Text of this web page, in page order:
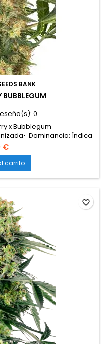
BANK
BUBBLEGUM
0
x Bubblegum
Dominancia: Índica
– 10 semanas desde la
en interior: Media –
Media –
/ Exterior• Aromas y
de frutos del...
€
carrito
favorite_border